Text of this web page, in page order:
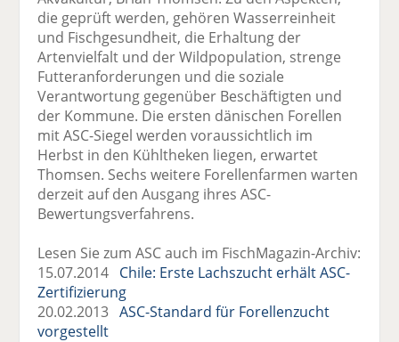
die geprüft werden, gehören Wasserreinheit
und Fischgesundheit, die Erhaltung der
Artenvielfalt und der Wildpopulation, strenge
Futteranforderungen und die soziale
Verantwortung gegenüber Beschäftigten und
der Kommune. Die ersten dänischen Forellen
mit ASC-Siegel werden voraussichtlich im
Herbst in den Kühltheken liegen, erwartet
Thomsen. Sechs weitere Forellenfarmen warten
derzeit auf den Ausgang ihres ASC-
Bewertungsverfahrens.
Lesen Sie zum ASC auch im FischMagazin-Archiv:
15.07.2014 Chile: Erste Lachszucht erhält ASC-
Zertifizierung
20.02.2013ASC-Standard für Forellenzucht
vorgestellt